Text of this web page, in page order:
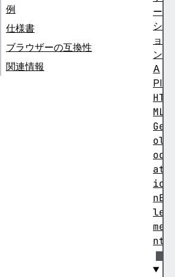
例
仕様書
ブラウザーの互換性
関連情報
ー
シ
ョ
ン
A
PI
HT
ML
Ge
ol
oc
at
io
nE
le
me
nt